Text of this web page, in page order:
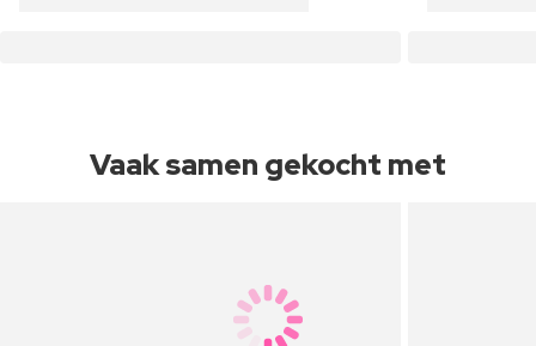
Vaak samen gekocht met